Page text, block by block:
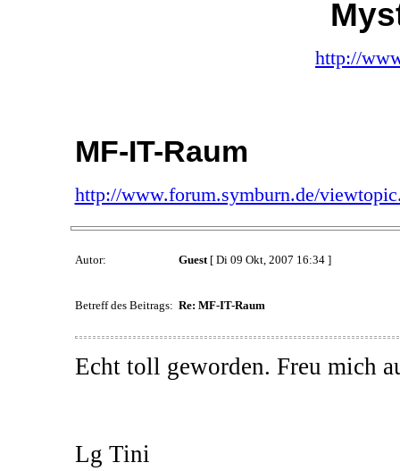
http://
MF-IT-Raum
http://www.forum.symburn.de/
Autor: Guest[ Di 09 Okt, 2007 16:34 ]
Betreff des Beitrags: Re: MF-IT-Raum
Echt toll geworden. Freu mich
Lg Tini